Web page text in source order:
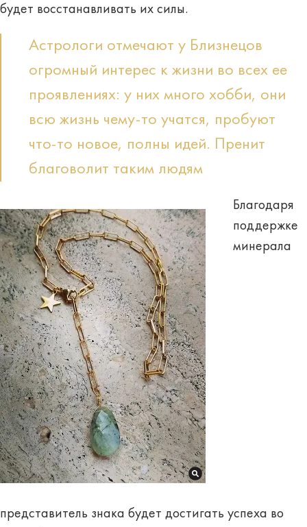
будет восстанавливать их силы.
Астрологи отмечают у Близнецов
огромный интерес к жизни во всех ее
проявлениях: у них много хобби, они
всю жизнь чему-то учатся, пробуют
что-то новое, полны идей. Пренит
благоволит таким людям
Благодаря
поддержке
минерала
представитель знака будет достигать успеха во